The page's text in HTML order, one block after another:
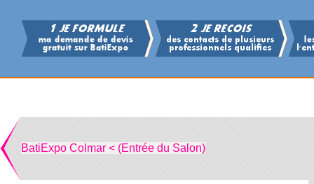
BatiExpo Colmar < (Entrée du Salon)